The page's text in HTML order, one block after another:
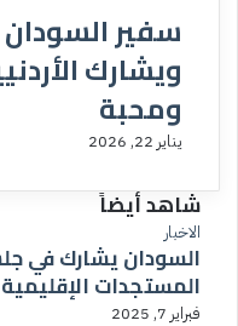
سفير السودان
ويشارك
ومحبة
يناير 22, 2026
شاهد أيضاً
إ
غ
ل
ا
الاخبار
السودان يشارك في
المستجدات
فبراير 7, 2025